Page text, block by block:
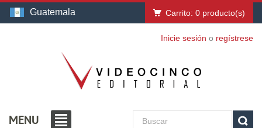
Guatemala Carrito: 0 producto(s)
Inicie sesión o regístrese
MENU